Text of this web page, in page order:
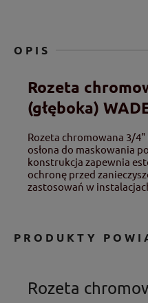
OPIS
Rozeta
(głęboka)
Rozeta chromowana 3/4"
osłona do maskowania
konstrukcja zapewnia
ochronę przed
zastosowań w
PRODUKTY
Rozeta